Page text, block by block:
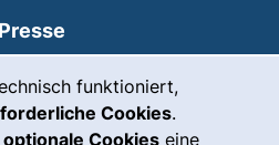
funktioniert,
Cookies.
optionale Cookies eine
Presse
Sprache